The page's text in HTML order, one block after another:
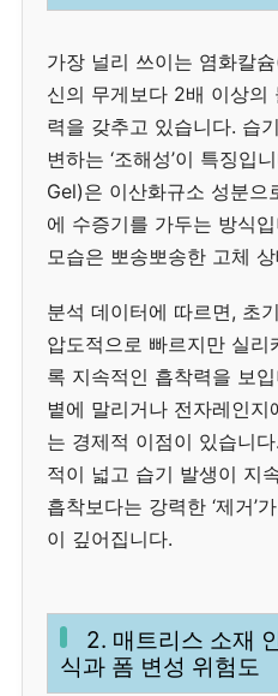
가장 널리 쓰이는 염화칼
신의 무게보다 2배 이상의
력을 갖추고 있습니다. 습
변하는 ‘조해성’이 특징입
Gel)은 이산화규소 성분으
에 수증기를 가두는 방식
모습은 뽀송뽀송한 고체
분석 데이터에 따르면, 초
압도적으로 빠르지만 실
록 지속적인 흡착력을 보
볕에 말리거나 전자레인
는 경제적 이점이 있습니
적이 넓고 습기 발생이 지
흡착보다는 강력한 ‘제거’
이 깊어집니다.
2. 매트리스 소재
식과 폼 변성 위험도